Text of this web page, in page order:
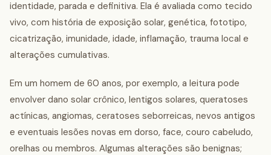
identidade, parada e definitiva. Ela é avaliada como tecido
vivo, com história de exposição solar, genética, fototipo,
cicatrização, imunidade, idade, inflamação, trauma local e
alterações cumulativas.
Em um homem de 60 anos, por exemplo, a leitura pode
envolver dano solar crônico, lentigos solares, queratoses
actínicas, angiomas, ceratoses seborreicas, nevos antigos
e eventuais lesões novas em dorso, face, couro cabeludo,
orelhas ou membros. Algumas alterações são benignas;